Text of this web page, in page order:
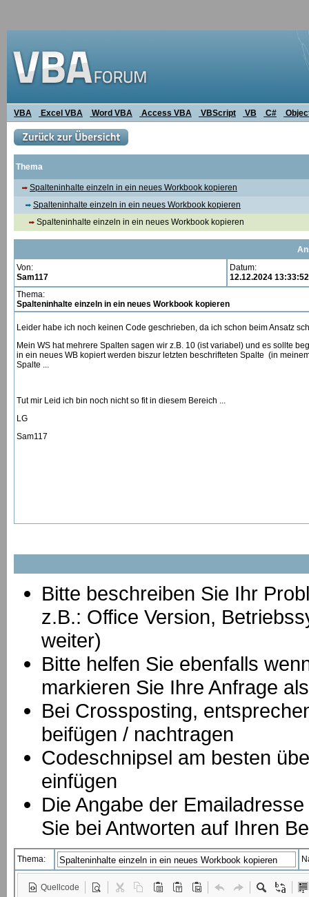
VBA Excel VBA Word VBA Access VBA VBScript VB C#
Thema
Spalteninhalte einzeln in ein neues Workbook kopieren
Spalteninhalte einzeln in ein neues Workbook kopieren
Spalteninhalte einzeln in ein neues Workbook kopieren
Von:
Sam117
Datum:
12.12.2024 13:33:52
Thema:
Spalteninhalte einzeln in ein neues Workbook kopieren
Leider habe ich noch keinen Code geschrieben, da ich schon beim Ansatz
Mein WS hat mehrere Spalten sagen wir z.B. 10 (ist variabel) und es sollte
in ein neues WB kopiert werden biszur letzten beschrifteten Spalte (in
Spalte ...
Tut mir Leid ich bin noch nicht so fit in diesem Bereich ...
LG
Sam117
Bitte beschreiben Sie Ihr
z.B.: Office Version,
weiter)
Bitte helfen Sie ebenfalls
markieren Sie Ihre Anfrage
Bei Crossposting,
beifügen / nachtragen
Codeschnipsel am besten
einfügen
Die Angabe der
Sie bei Antworten auf Ihren
Thema:
Quellcode